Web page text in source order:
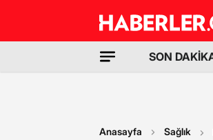
SON
Anasayfa Sağlık